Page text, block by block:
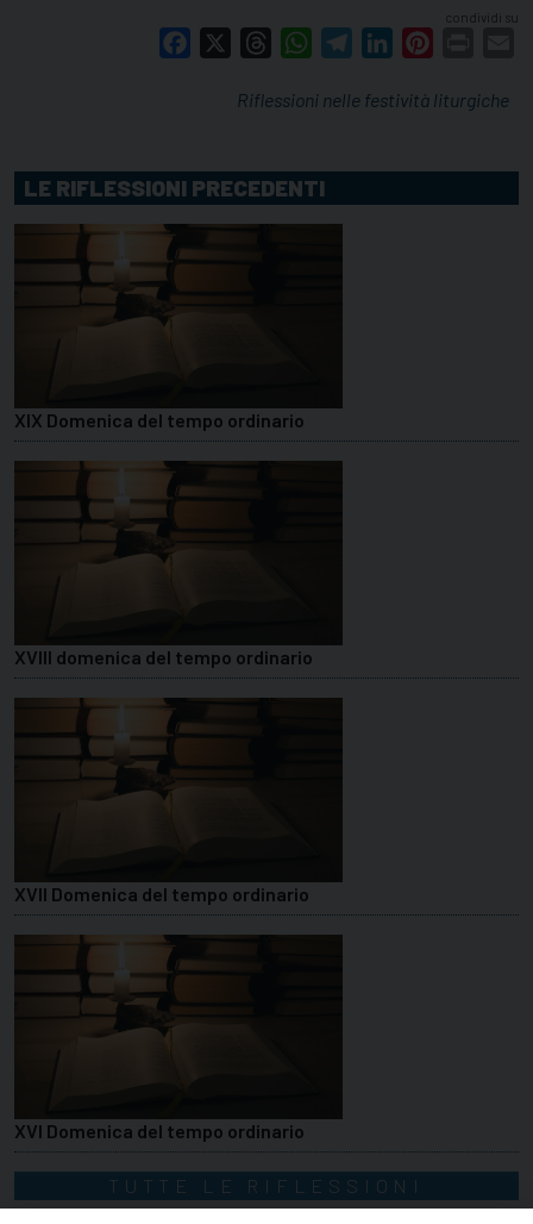
condividi su
Facebook ThreadsWhatsAppTelegramLinkedIn
Riflessioni nelle festività liturgiche
LE RIFLESSIONI PRECEDENTI
XIX Domenica del tempo ordinario
XVIII domenica del tempo ordinario
XVII Domenica del tempo ordinario
XVI Domenica del tempo ordinario
TUTTE LE RIFLESSIONI